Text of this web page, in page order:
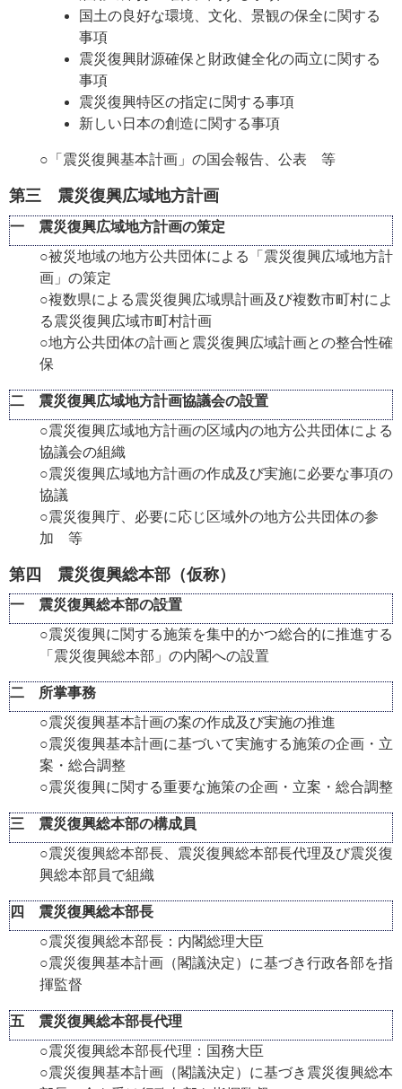
国土の良好な環境、文化、景観の保全に関する
事項
震災復興財源確保と財政健全化の両立に関する
事項
震災復興特区の指定に関する事項
新しい日本の創造に関する事項
○「震災復興基本計画」の国会報告、公表 等
第三 震災復興広域地方計画
一 震災復興広域地方計画の策定
○被災地域の地方公共団体による「震災復興広域地方計
画」の策定
○複数県による震災復興広域県計画及び複数市町村によ
る震災復興広域市町村計画
○地方公共団体の計画と震災復興広域計画との整合性確
保
二 震災復興広域地方計画協議会の設置
○震災復興広域地方計画の区域内の地方公共団体による
協議会の組織
○震災復興広域地方計画の作成及び実施に必要な事項の
協議
○震災復興庁、必要に応じ区域外の地方公共団体の参
加 等
第四 震災復興総本部（仮称）
一 震災復興総本部の設置
○震災復興に関する施策を集中的かつ総合的に推進する
「震災復興総本部」の内閣への設置
二 所掌事務
○震災復興基本計画の案の作成及び実施の推進
○震災復興基本計画に基づいて実施する施策の企画・立
案・総合調整
○震災復興に関する重要な施策の企画・立案・総合調整
三 震災復興総本部の構成員
○震災復興総本部長、震災復興総本部長代理及び震災復
興総本部員で組織
四 震災復興総本部長
○震災復興総本部長：内閣総理大臣
○震災復興基本計画（閣議決定）に基づき行政各部を指
揮監督
五 震災復興総本部長代理
○震災復興総本部長代理：国務大臣
○震災復興基本計画（閣議決定）に基づき震災復興総本